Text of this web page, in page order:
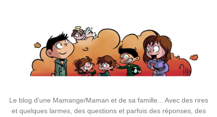
Le blog d'une Mamange/Maman et de sa famille... Avec des rires
et quelques larmes, des questions et parfois des réponses, des